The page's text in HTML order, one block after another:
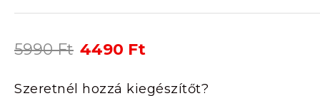
5990Ft Original
was:
4490 Ft
is:
Szeretnél hozzá kiegészítőt?